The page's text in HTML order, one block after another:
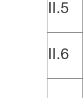
II.5
II.6